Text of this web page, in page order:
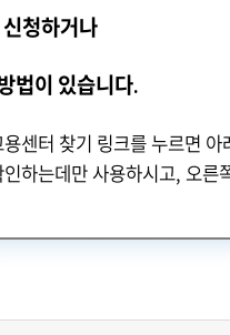
청하거나
법이 있습니다.
용센터 찾기 링크를 누르면
하는데만 사용하시고, 오